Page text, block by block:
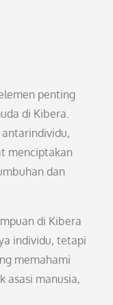
penting
di Kibera.
menciptakan
dan
di Kibera
individu, tetapi
memahami
asasi manusia,